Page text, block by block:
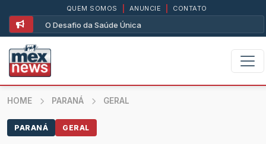
O Desafio da Saúde Única
QUEM SOMOS ANUNCIE CONTATO
HOME PARANÁ GERAL
PARANÁ GERAL